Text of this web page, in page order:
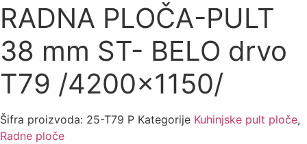
RADNA PLOČA-PULT
38 mm ST- BELO drvo
T79 /4200×1150/
Šifra proizvoda: 25-T79 P Kategorije Kuhinjske pult ploče,
Radne ploče